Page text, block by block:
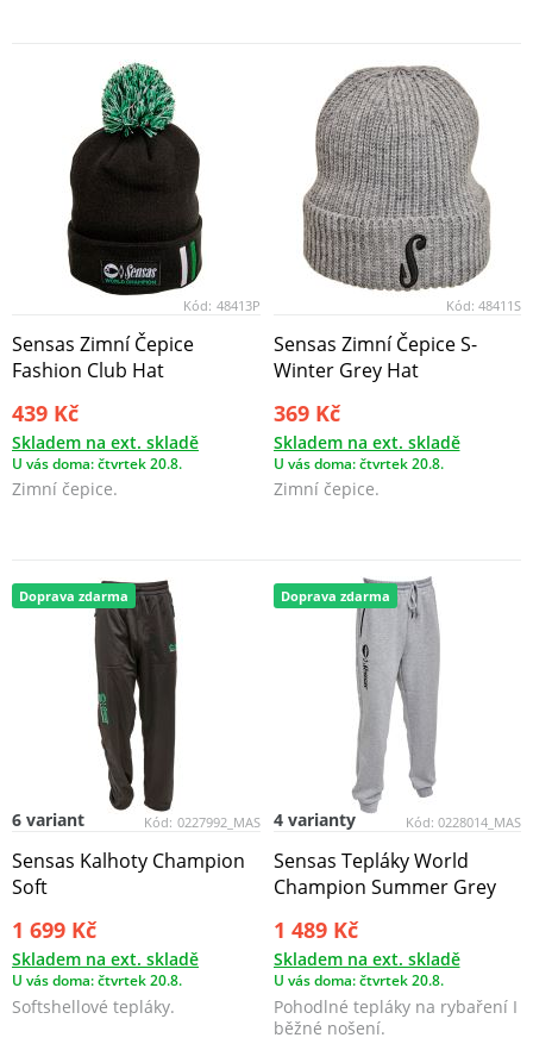
Kód: 48413P
Sensas Zimní Čepice
Fashion Club Hat
439 Kč
Skladem na ext. skladě
U vás doma: čtvrtek 20.8.
Zimní čepice.
Kód: 48411S
Sensas Zimní Čepice S-
Winter Grey Hat
369 Kč
Skladem na ext. skladě
U vás doma: čtvrtek 20.8.
Zimní čepice.
Doprava zdarma
Kód: 0227992_MAS
6 variant
Sensas Kalhoty Champion
Soft
1 699 Kč
Skladem na ext. skladě
U vás doma: čtvrtek 20.8.
Softshellové tepláky.
Doprava zdarma
Kód: 0228014_MAS
4 varianty
Sensas Tepláky World
Champion Summer Grey
1 489 Kč
Skladem na ext. skladě
U vás doma: čtvrtek 20.8.
Pohodlné tepláky na rybaření I
běžné nošení.